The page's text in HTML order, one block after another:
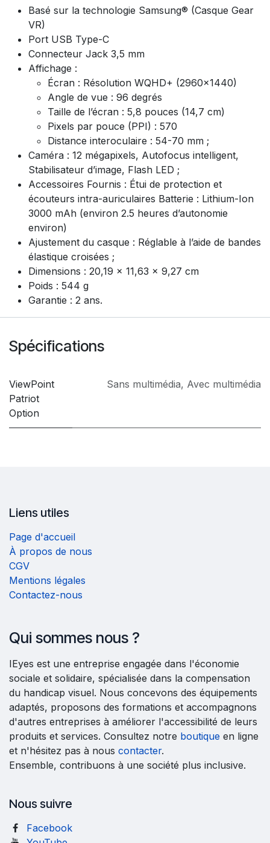
Basé sur la technologie Samsung® (Casque Gear
VR)
Port USB Type-C
Connecteur Jack 3,5 mm
Affichage :
Écran : Résolution WQHD+ (2960x1440)
Angle de vue : 96 degrés
Taille de l’écran : 5,8 pouces (14,7 cm)
Pixels par pouce (PPI) : 570
Distance interoculaire : 54-70 mm ;
Caméra : 12 mégapixels, Autofocus intelligent,
Stabilisateur d’image, Flash LED ;
Accessoires Fournis : Étui de protection et
écouteurs intra-auriculaires Batterie : Lithium-Ion
3000 mAh (environ 2.5 heures d’autonomie
environ)
Ajustement du casque : Réglable à l’aide de bandes
élastique croisées ;
Dimensions : 20,19 x 11,63 x 9,27 cm
Poids : 544 g
Garantie : 2 ans.
Spécifications
ViewPoint
Patriot
Option
Sans multimédia, Avec multimédia
Liens utiles
Page d'accueil
À propos de nous
CGV
Mentions légales
Contactez-nous
Qui sommes nous ?
IEyes est une entreprise engagée dans l'économie
sociale et solidaire, spécialisée dans la compensation
du handicap visuel. Nous concevons des équipements
adaptés, proposons des formations et accompagnons
d'autres entreprises à améliorer l'accessibilité de leurs
produits et services. Consultez notre boutique en ligne
et n'hésitez pas à nous contacter.
Ensemble, contribuons à une société plus inclusive.
Nous suivre
Facebook